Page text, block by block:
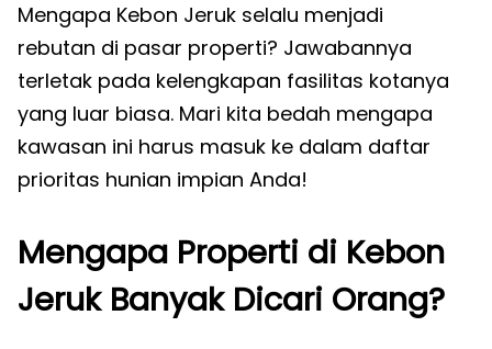
Mengapa Kebon Jeruk selalu menjadi
rebutan di pasar properti? Jawabannya
terletak pada kelengkapan fasilitas kotanya
yang luar biasa. Mari kita bedah mengapa
kawasan ini harus masuk ke dalam daftar
prioritas hunian impian Anda!
Mengapa Properti di Kebon
Jeruk Banyak Dicari Orang?